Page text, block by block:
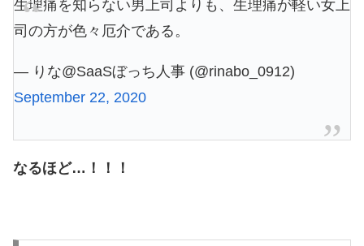
生理痛を知らない男上司よりも、生理痛が軽い女上
司の方が色々厄介である。
— りな@SaaSぼっち人事 (@rinabo_0912)
September 22, 2020
なるほど…！！！